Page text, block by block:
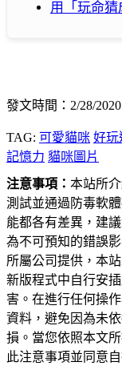
用「玩命
發文時間：2/28/
TAG: 可愛貓咪 好玩
記憶力 貓咪圖片
注意事項： 本站所
測試並通過防毒軟
能都各有差異，建
為不可預知的錯誤
所屬公司提供，本
新版程式中自行安
害。在進行任何操
資料，避免因為未
損。當您依照本文
此注意事項並同意